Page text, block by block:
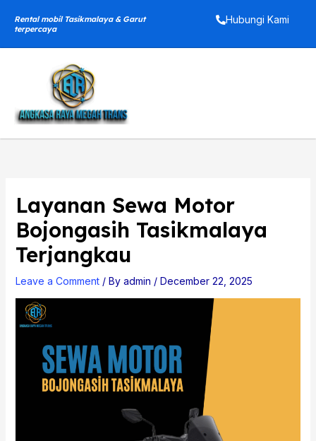
content
Rental mobil Tasikmalaya & Garut
terpercaya
Hubungi Kami
Layanan Sewa Motor
Bojongasih Tasikmalaya
Terjangkau
Leave a Comment / By admin / December 22, 2025